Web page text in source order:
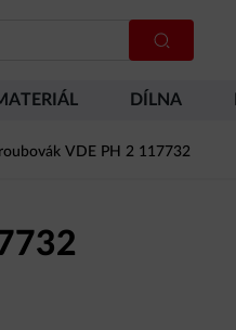
DÍLNA
VDE PH 2 117732